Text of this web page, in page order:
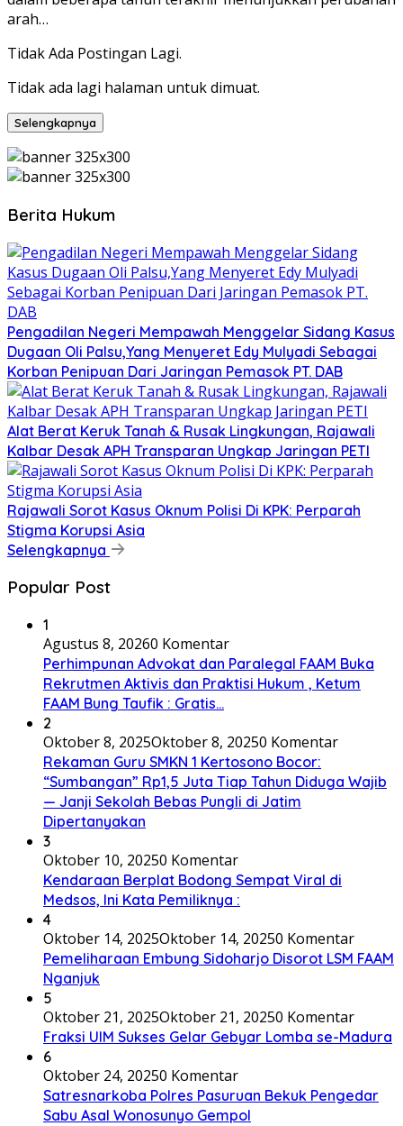
arah…
Tidak Ada Postingan Lagi.
Tidak ada lagi halaman untuk dimuat.
Selengkapnya
Berita Hukum
Pengadilan Negeri Mempawah Menggelar Sidang Kasus
Dugaan Oli Palsu,Yang Menyeret Edy Mulyadi Sebagai
Korban Penipuan Dari Jaringan Pemasok PT. DAB
Alat Berat Keruk Tanah & Rusak Lingkungan, Rajawali
Kalbar Desak APH Transparan Ungkap Jaringan PETI
Rajawali Sorot Kasus Oknum Polisi Di KPK: Perparah
Stigma Korupsi Asia
Selengkapnya
Popular Post
1
Agustus 8, 20260 Komentar
Perhimpunan Advokat dan Paralegal FAAM Buka
Rekrutmen Aktivis dan Praktisi Hukum , Ketum
FAAM Bung Taufik : Gratis…
2
Oktober 8, 2025Oktober 8, 20250 Komentar
Rekaman Guru SMKN 1 Kertosono Bocor:
“Sumbangan” Rp1,5 Juta Tiap Tahun Diduga Wajib
— Janji Sekolah Bebas Pungli di Jatim
Dipertanyakan
3
Oktober 10, 20250 Komentar
Kendaraan Berplat Bodong Sempat Viral di
Medsos, Ini Kata Pemiliknya :
4
Oktober 14, 2025Oktober 14, 20250 Komentar
Pemeliharaan Embung Sidoharjo Disorot LSM FAAM
Nganjuk
5
Oktober 21, 2025Oktober 21, 20250 Komentar
Fraksi UIM Sukses Gelar Gebyar Lomba se-Madura
6
Oktober 24, 20250 Komentar
Satresnarkoba Polres Pasuruan Bekuk Pengedar
Sabu Asal Wonosunyo Gempol